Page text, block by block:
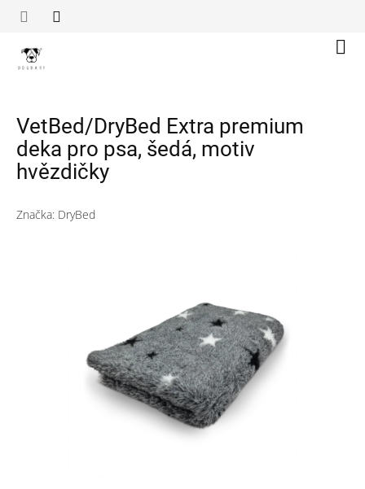
VetBed/DryBed Extra premium
deka pro psa, šedá, motiv
hvězdičky
Značka: DryBed